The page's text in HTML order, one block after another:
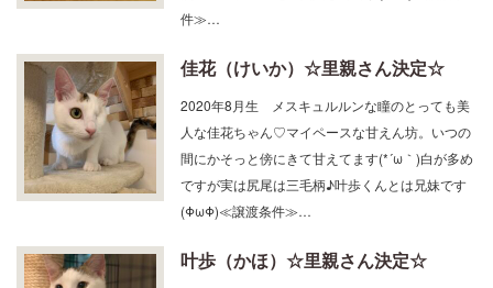
件≫…
佳花（けいか）☆里親さん決定☆
2020年8月生 メスキュルルンな瞳のとっても美
人な佳花ちゃん♡マイペースな甘えん坊。いつの
間にかそっと傍にきて甘えてます(*´ω｀)白が多め
ですが実は尻尾は三毛柄♪叶歩くんとは兄妹です
(ΦωΦ)≪譲渡条件≫…
叶歩（かほ）☆里親さん決定☆